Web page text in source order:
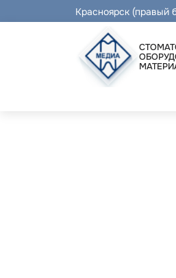
Красноярск (правый